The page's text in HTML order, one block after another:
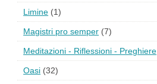
Limine (1)
Magistri pro semper (7)
Meditazioni - Riflessioni - Preghiere
Oasi (32)